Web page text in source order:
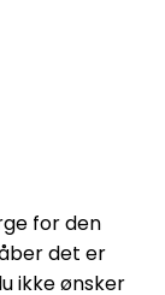
for den
det er
ikke ønsker